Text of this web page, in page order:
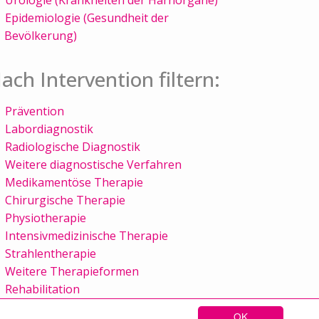
OK
Epidemiologie (Gesundheit der
Bevölkerung)
Intervention filtern:
Prävention
Labordiagnostik
Radiologische Diagnostik
Weitere diagnostische Verfahren
Medikamentöse Therapie
Chirurgische Therapie
Physiotherapie
Intensivmedizinische Therapie
Strahlentherapie
Weitere Therapieformen
Rehabilitation